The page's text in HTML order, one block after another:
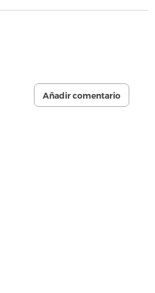
Añadir comentario